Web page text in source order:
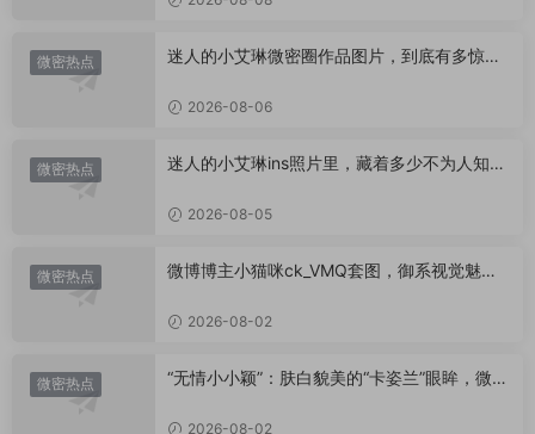
微密热点
迷人的小艾琳微密圈作品图片，到底有多惊
2026-08-06
微密热点
迷人的小艾琳ins照片里，藏着多少不为人知的
2026-08-05
微密热点
微博博主小猫咪ck_VMQ套图，御系视觉魅力
2026-08-02
微密热点
“无情小小颖”：肤白貌美的“卡姿兰”眼眸，微密
2026-08-02